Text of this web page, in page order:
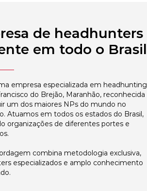
de headhunters
em todo o Brasil
empresa especializada em headhunting
do Brejão, Maranhão, reconhecida
um dos maiores NPs do mundo no
Atuamos em todos os estados do Brasil,
organizações de diferentes portes e
combina metodologia exclusiva,
especializados e amplo conhecimento